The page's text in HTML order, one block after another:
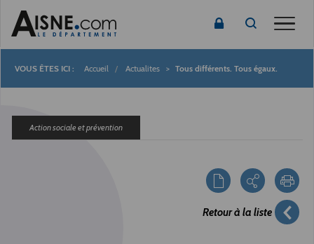
Fil
d'Ariane
Accueil Actualites Tous différents. Tous égaux.
Action sociale et prévention
Retour à la liste